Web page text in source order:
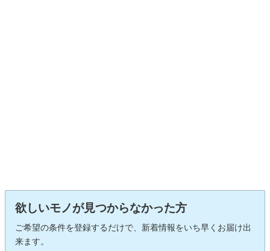
欲しいモノが見つからなかった方
ご希望の条件を登録するだけで、新着情報をいち早くお届け出
来ます。